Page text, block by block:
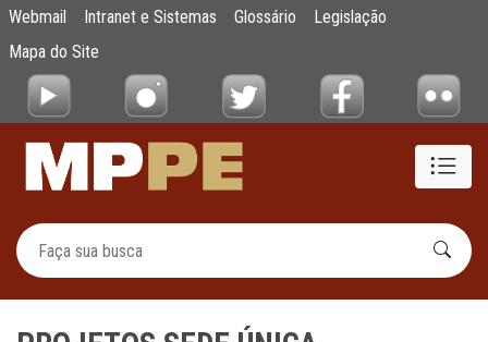
Pular para o Conteúdo principal
PROJETOS SEDE ÚNICA
Webmail Intranet e Sistemas Glossário
Legislação
Mapa do Site